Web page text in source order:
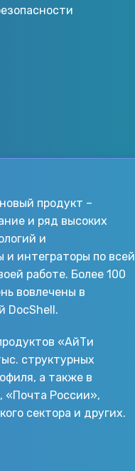
продукт –
и ряд высоких
и
интеграторы по всей
работе. Более 100
вовлечены в
DocShell.
«АйТи
структурных
а также в
«Почта России»,
сектора и других.